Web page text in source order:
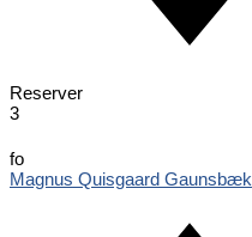
Reserver
3
fo
Magnus Quisgaard Gaunsbæk